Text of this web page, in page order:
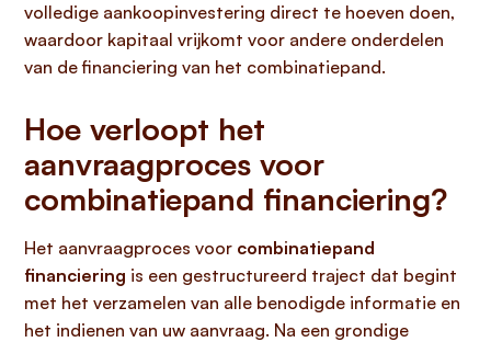
volledige aankoopinvestering direct te hoeven doen,
waardoor kapitaal vrijkomt voor andere onderdelen
van de financiering van het combinatiepand.
Hoe verloopt het
aanvraagproces voor
combinatiepand financiering?
Het aanvraagproces voor combinatiepand
financiering is een gestructureerd traject dat begint
met het verzamelen van alle benodigde informatie en
het indienen van uw aanvraag. Na een grondige